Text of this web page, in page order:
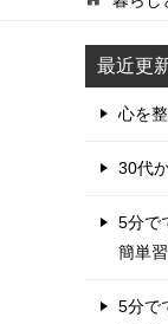
最近更
心を
30代
5分で
簡単
5分で